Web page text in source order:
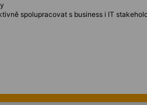
spolupracovat s business i IT